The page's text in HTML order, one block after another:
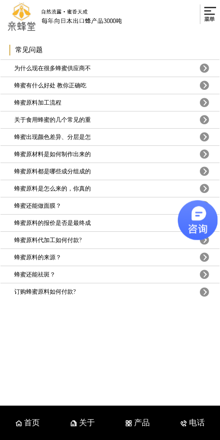
常见问题
为什么现在很多蜂蜜供应商不
蜂蜜有什么好处 教你正确吃
蜂蜜原料加工流程
关于食用蜂蜜的几个常见的重
蜂蜜出现颜色差异、分层是怎
蜂蜜原材料是如何制作出来的
蜂蜜原料都是哪些成分组成的
蜂蜜原料是怎么来的，你真的
蜂蜜还能做面膜？
蜂蜜原料的报价是否是最终成
蜂蜜原料代加工如何付款?
蜂蜜原料的来源？
蜂蜜还能祛斑？
订购蜂蜜原料如何付款?
首页 关于 产品 电话